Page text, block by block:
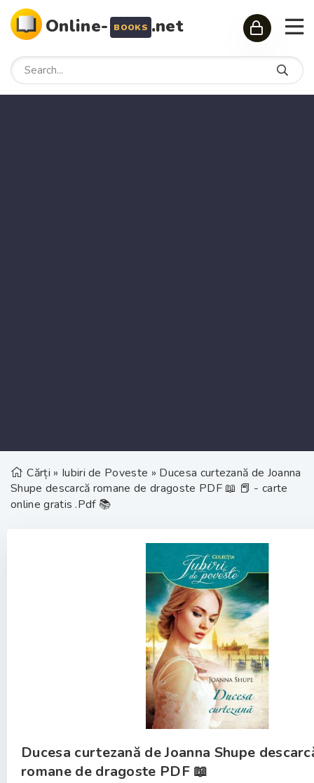
Online- BOOKS .net
Cărți » Iubiri de Poveste » Ducesa curtezană de Joanna
Shupe descarcă romane de dragoste PDF 📖 📕 - carte
online gratis .Pdf 📚
Ducesa curtezană de Joanna Shupe
romane de dragoste PDF 📖